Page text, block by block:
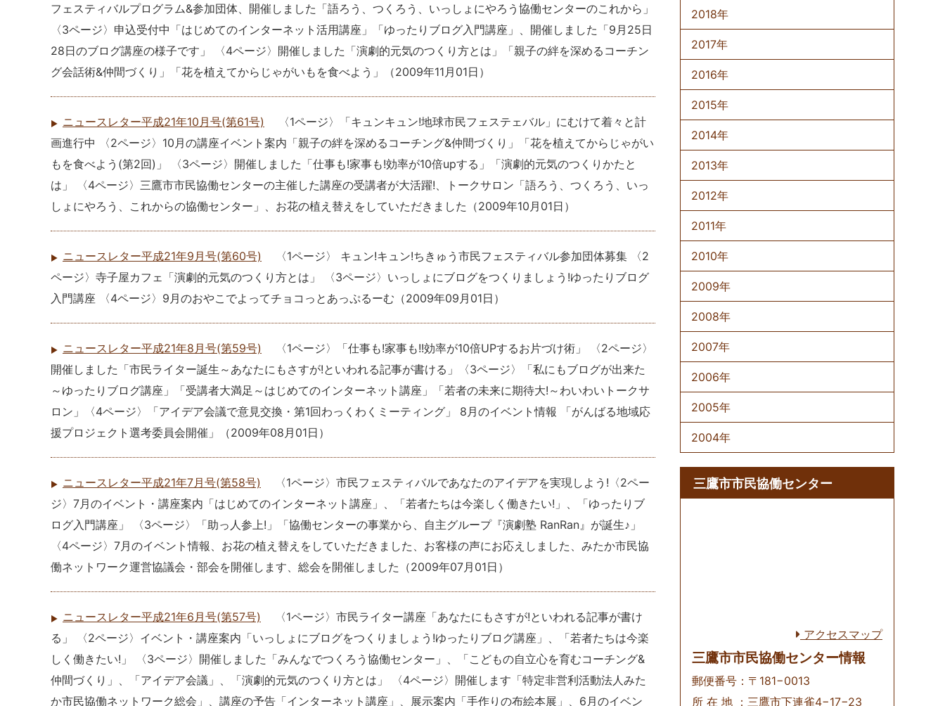
フェスティバルプログラム&参加団体、開催しました「語ろう、つくろう、いっしょにやろう協働センターのこれから」
〈3ページ〉申込受付中「はじめてのインターネット活用講座」「ゆったりブログ入門講座」、開催しました「9月25日
28日のブログ講座の様子です」 〈4ページ〉開催しました「演劇的元気のつくり方とは」「親子の絆を深めるコーチン
グ会話術&仲間づくり」「花を植えてからじゃがいもを食べよう」
（2009年11月01日 ）
ニュースレター平成21年10月号(第61号)
〈1ページ〉「キュンキュン!地球市民フェステェバル」にむけて着々と計
画進行中 〈2ページ〉10月の講座イベント案内「親子の絆を深めるコーチング&仲間づくり」「花を植えてからじゃがい
もを食べよう(第2回)」 〈3ページ〉開催しました「仕事も!家事も!効率が10倍upする」「演劇的元気のつくりかたと
は」 〈4ページ〉三鷹市市民協働センターの主催した講座の受講者が大活躍!、トークサロン「語ろう、つくろう、いっ
しょにやろう、これからの協働センター」、お花の植え替えをしていただきました （2009年10月01日 ）
ニュースレター平成21年9月号(第60号)
〈1ページ〉 キュン!キュン!ちきゅう市民フェスティバル参加団体募集 〈2
ページ〉寺子屋カフェ「演劇的元気のつくり方とは」 〈3ページ〉いっしょにブログをつくりましょう!ゆったりブログ
入門講座 〈4ページ〉9月のおやこでよってチョコっとあっぷるーむ （2009年09月01日 ）
ニュースレター平成21年8月号(第59号)
〈1ページ〉「仕事も!家事も!!効率が10倍UPするお片づけ術」 〈2ページ〉
開催しました「市民ライター誕生～あなたにもさすが!といわれる記事が書ける」〈3ページ〉「私にもブログが出来た
～ゆったりブログ講座」「受講者大満足～はじめてのインターネット講座」「若者の未来に期待大!～わいわいトークサ
ロン」〈4ページ〉「アイデア会議で意見交換・第1回わっくわくミーティング」 8月のイベント情報 「がんばる地域応
援プロジェクト選考委員会開催」
（2009年08月01日 ）
ニュースレター平成21年7月号(第58号)
〈1ページ〉市民フェスティバルであなたのアイデアを実現しよう!〈2ペー
ジ〉7月のイベント・講座案内「はじめてのインターネット講座」、「若者たちは今楽しく働きたい!」、「ゆったりブ
ログ入門講座」 〈3ページ〉「助っ人参上!」「協働センターの事業から、自主グループ『演劇塾 RanRan』が誕生♪」
〈4ページ〉7月のイベント情報、お花の植え替えをしていただきました、お客様の声にお応えしました、みたか市民協
働ネットワーク運営協議会・部会を開催します、総会を開催しました （2009年07月01日 ）
ニュースレター平成21年6月号(第57号)
〈1ページ〉市民ライター講座「あなたにもさすが!といわれる記事が書け
る」 〈2ページ〉イベント・講座案内「いっしょにブログをつくりましょう!ゆったりブログ講座」、「若者たちは今楽
しく働きたい!」 〈3ページ〉開催しました「みんなでつくろう協働センター」、「こどもの自立心を育むコーチング&
仲間づくり」、「アイデア会議」、「演劇的元気のつくり方とは」 〈4ページ〉開催します「特定非営利活動法人みた
か市民協働ネットワーク総会」、講座の予告「インターネット講座」、展示案内「手作りの布絵本展」、6月のイベン
2018年
2017年
2016年
2015年
2014年
2013年
2012年
2011年
2010年
2009年
2008年
2007年
2006年
2005年
2004年
三鷹市市民協働センター
アクセスマップ
三鷹市市民協働センター情報
郵便番号：〒181−0013
所 在 地 ：三鷹市下連雀4−17−23